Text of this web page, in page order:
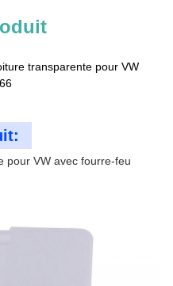
transparente pour VW
pour VW avec fourre-feu